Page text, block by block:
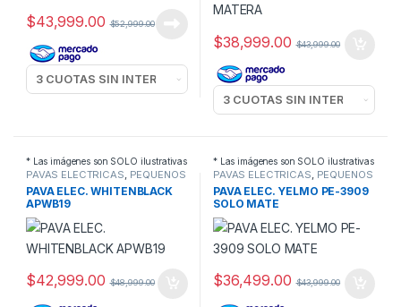
$43,999.00 $52,999.00
$38,999.00 $43,999.00
* Las imágenes son SOLO ilustrativas
PAVAS ELECTRICAS, PEQUEÑOS
ELECTRODOMESTICOS
PAVA ELEC. WHITENBLACK
APWB19
$42,999.00 $48,999.00
* Las imágenes son SOLO ilustrativas
PAVAS ELECTRICAS, PEQUEÑOS
ELECTRODOMESTICOS
PAVA ELEC. YELMO PE-3909
SOLO MATE
$36,499.00 $43,999.00